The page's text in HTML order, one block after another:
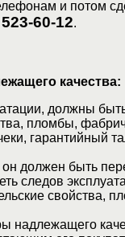
и потом
60-12.
качества:
должны
пломбы,
гарантийный
должен быть
следов
свойства,
надлежащего